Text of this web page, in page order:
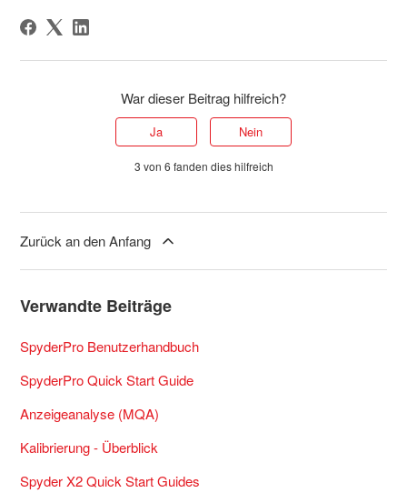
War dieser Beitrag hilfreich?
Ja Nein
3 von 6 fanden dies hilfreich
Zurück an den Anfang
Verwandte Beiträge
SpyderPro Benutzerhandbuch
SpyderPro Quick Start Guide
Anzeigeanalyse (MQA)
Kalibrierung - Überblick
Spyder X2 Quick Start Guides